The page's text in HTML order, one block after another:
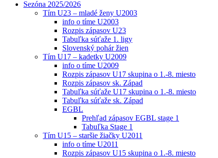
Sezóna 2025/2026
Tím U23 – mladé ženy U2003
info o tíme U2003
Rozpis zápasov U23
Tabuľka súťaže 1. ligy
Slovenský pohár žien
Tím U17 – kadetky U2009
info o tíme U2009
Rozpis zápasov U17 skupina o 1.-8. miesto
Rozpis zápasov sk. Západ
Tabuľka súťaže U17 skupina o 1.-8. miesto
Tabuľka súťaže sk. Západ
EGBL
Prehľad zápasov EGBL stage 1
Tabuľka Stage 1
Tím U15 – staršie žiačky U2011
info o tíme U2011
Rozpis zápasov U15 skupina o 1.-8. miesto